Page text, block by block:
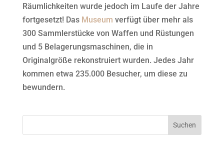
Räumlichkeiten wurde jedoch im Laufe der Jahre
fortgesetzt! Das Museum verfügt über mehr als
300 Sammlerstücke von Waffen und Rüstungen
und 5 Belagerungsmaschinen, die in
Originalgröße rekonstruiert wurden. Jedes Jahr
kommen etwa 235.000 Besucher, um diese zu
bewundern.
Suchen